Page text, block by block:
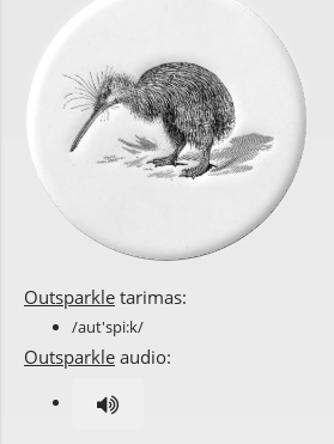
Outsparkle tarimas:
/aut'spi:k/
Outsparkle audio: